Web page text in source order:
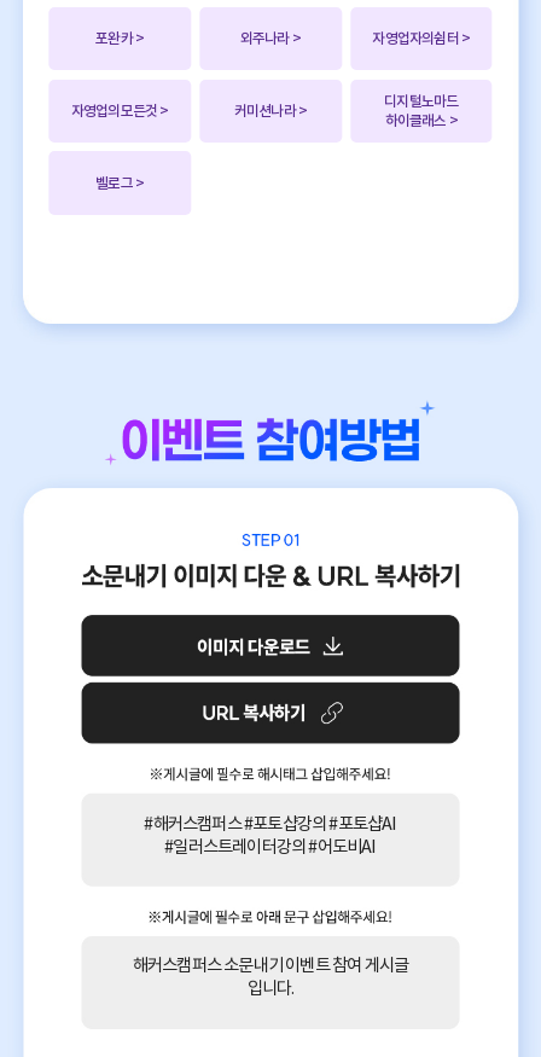
포완카> 외주나라> 자영업자의쉼터 >
자영업의모든것 > 커미션나라>
디지털노마드
하이클래스 >
벨로그>
#해커스캠퍼스 #포토샵강의 #포토샵AI
#일러스트레이터강의 #어도비AI
해커스캠퍼스 소문내기 이벤트 참여 게시글
입니다.